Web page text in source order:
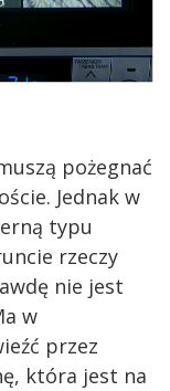
pożegnać
Jednak w
typu
rzeczy
nie jest
w
przez
która jest na